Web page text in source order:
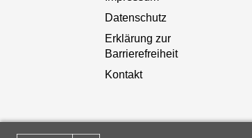
Datenschutz
Erklärung zur
Barrierefreiheit
Kontakt